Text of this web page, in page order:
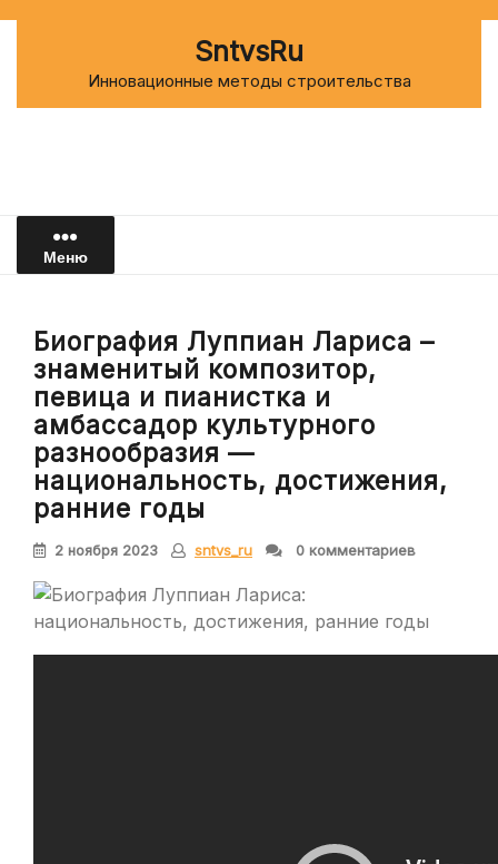
SntvsRu
Инновационные методы строительства
Меню
Биография Луппиан Лариса –
знаменитый композитор,
певица и пианистка и
амбассадор культурного
разнообразия —
национальность, достижения,
ранние годы
2 ноября 2023 sntvs_ru 0 комментариев